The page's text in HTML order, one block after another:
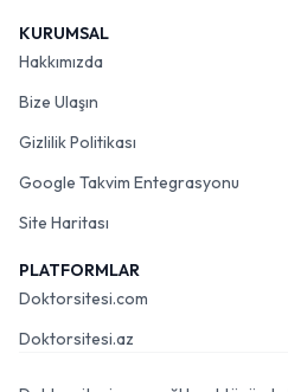
KURUMSAL
Hakkımızda
Bize Ulaşın
Gizlilik Politikası
Google Takvim Entegrasyonu
Site Haritası
PLATFORMLAR
Doktorsitesi.com
Doktorsitesi.az